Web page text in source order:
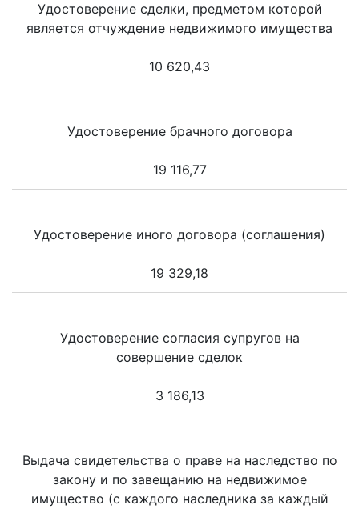
Удостоверение сделки, предметом которой
является отчуждение недвижимого имущества
10 620,43
Удостоверение брачного договора
19 116,77
Удостоверение иного договора (соглашения)
19 329,18
Удостоверение согласия супругов на
совершение сделок
3 186,13
Выдача свидетельства о праве на наследство по
закону и по завещанию на недвижимое
имущество (с каждого наследника за каждый